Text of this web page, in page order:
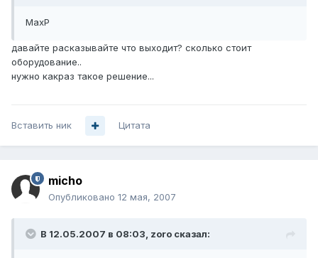
MaxP
давайте расказывайте что выходит? сколько стоит
оборудование..
нужно какраз такое решение...
Вставить ник Цитата
micho
Опубликовано 12 мая, 2007
В 12.05.2007 в 08:03, zoro сказал: